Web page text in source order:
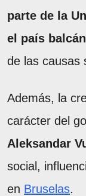
parte de la
el país
de las causas
Además, la
carácter del
Aleksandar
social,
en Bruselas.